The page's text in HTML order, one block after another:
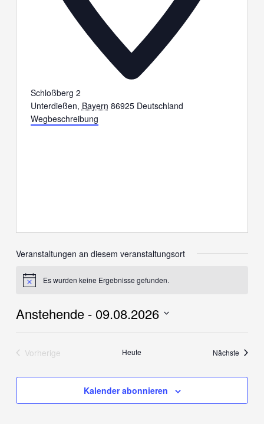
Schloßberg 2
Unterdießen, Bayern 86925 Deutschland
Wegbeschreibung
Veranstaltungen an diesem veranstaltungsort
HinweisEs wurden keine Ergebnisse gefunden.
Anstehende - 09.08.2026
Vorherige
Heute Nächste
Kalender abonnieren